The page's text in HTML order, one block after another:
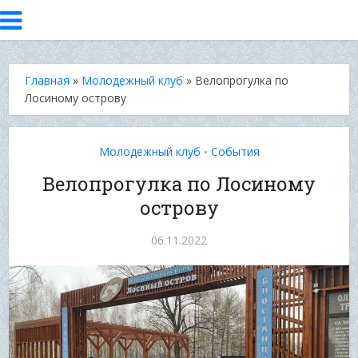
Главная » Молодежный клуб » Велопрогулка по
Лосиному острову
Молодежный клуб • События
Велопрогулка по Лосиному
острову
06.11.2022